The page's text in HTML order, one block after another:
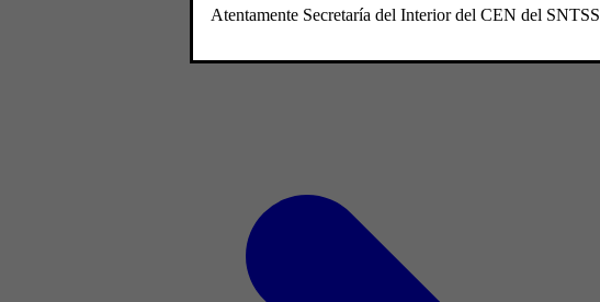
Atentamente Secretaría del Interior del CEN del SNTSS